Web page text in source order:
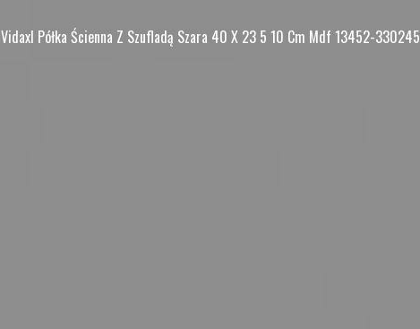
Vidaxl Półka Ścienna Z Szufladą Szara 40 X 23 5 10 Cm Mdf 13452-330245